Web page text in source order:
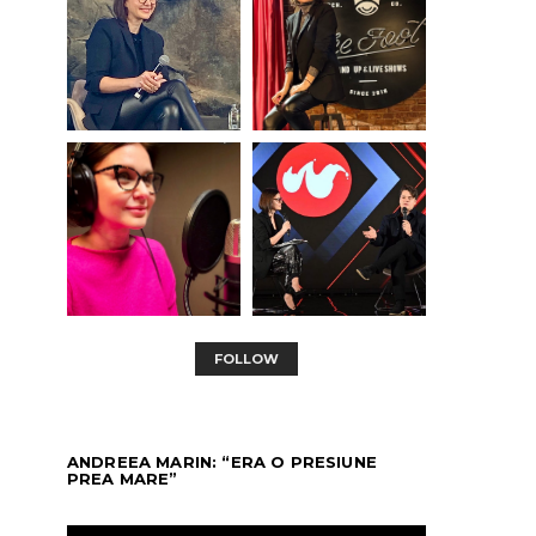
FOLLOW
ANDREEA MARIN: “ERA O PRESIUNE
PREA MARE”